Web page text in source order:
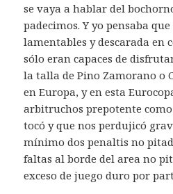
se vaya a hablar del
padecimos. Y yo pensaba
lamentables y descarada en
sólo eran capaces de
la talla de Pino Zamorano o
en Europa, y en esta
arbitruchos prepotente
tocó y que nos perdujicó
mínimo dos penaltis no
faltas al borde del area no
exceso de juego duro por